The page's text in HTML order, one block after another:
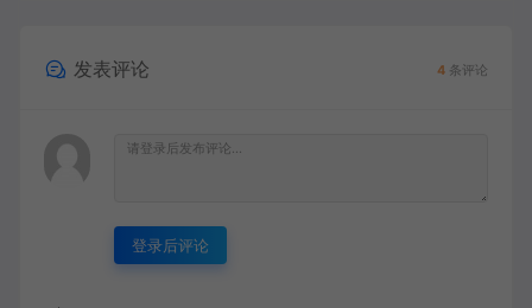
发表评论 4 条评论
登录后评论